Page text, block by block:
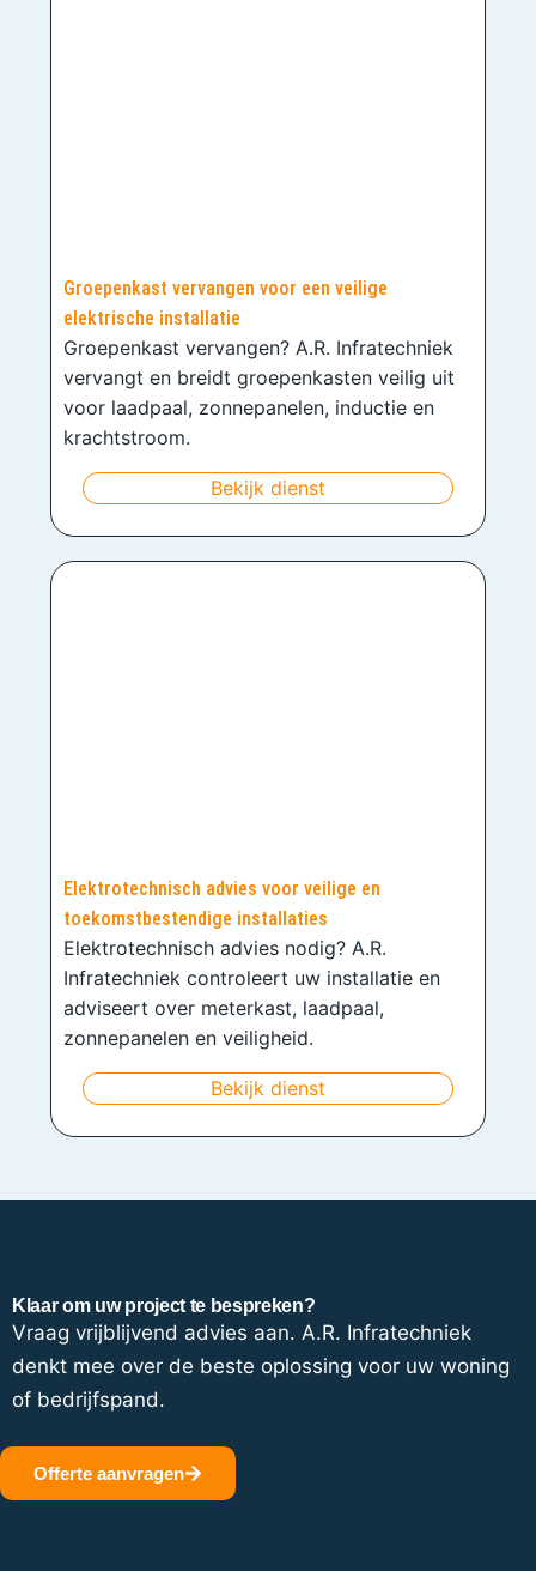
Groepenkast vervangen voor een veilige
elektrische installatie
Groepenkast vervangen? A.R. Infratechniek
vervangt en breidt groepenkasten veilig uit
voor laadpaal, zonnepanelen, inductie en
krachtstroom.
Bekijk dienst
Elektrotechnisch advies voor veilige en
toekomstbestendige installaties
Elektrotechnisch advies nodig? A.R.
Infratechniek controleert uw installatie en
adviseert over meterkast, laadpaal,
zonnepanelen en veiligheid.
Bekijk dienst
Klaar om uw project te bespreken?
Vraag vrijblijvend advies aan. A.R. Infratechniek
denkt mee over de beste oplossing voor uw woning
of bedrijfspand.
Offerte aanvragen